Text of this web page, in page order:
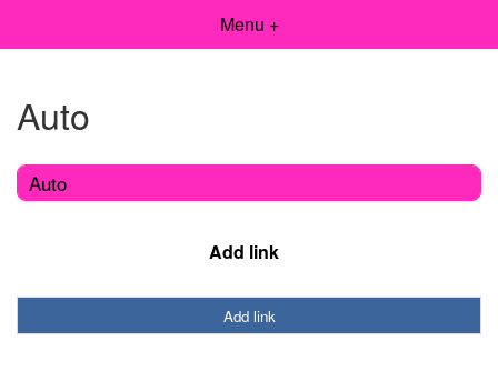
Menu +
Auto
Auto
Add link
Add link